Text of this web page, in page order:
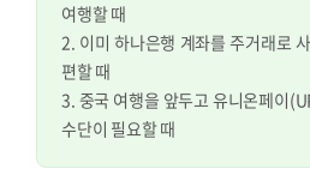
여행할 때
2. 이미 하나은행 계좌를 주거래로
편할 때
3. 중국 여행을 앞두고 유니온페이
수단이 필요할 때